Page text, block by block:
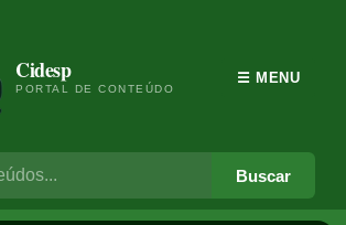
Cidesp
PORTAL DE CONTEÚDO
Buscar
☰ MENU